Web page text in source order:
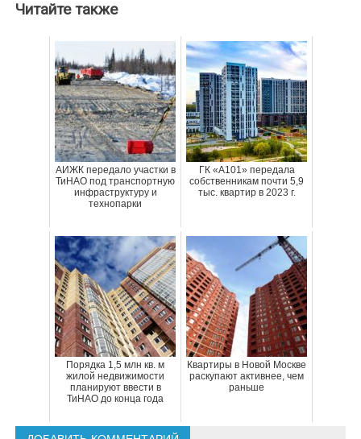
Читайте также
АИЖК передало участки в
ТиНАО под транспортную
инфраструктуру и
технопарки
ГК «А101» передала
собственникам почти 5,9
тыс. квартир в 2023 г.
Порядка 1,5 млн кв. м
жилой недвижимости
планируют ввести в
ТиНАО до конца года
Квартиры в Новой Москве
раскупают активнее, чем
раньше